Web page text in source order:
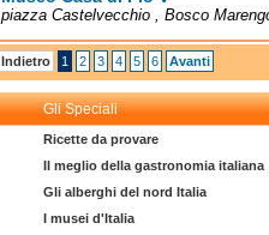
piazza Castelvecchio , Bosco
Indietro 1 2 3 4 5 6 Avanti
Gli Speciali
Ricette da provare
Il meglio della gastronomia italiana
Gli alberghi del nord Italia
I musei d'Italia